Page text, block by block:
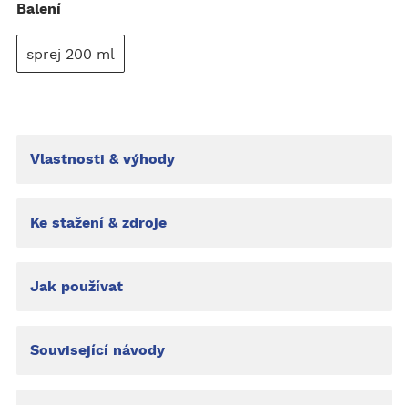
Balení
sprej 200 ml
Vlastnosti & výhody
Ke stažení & zdroje
Jak používat
Související návody